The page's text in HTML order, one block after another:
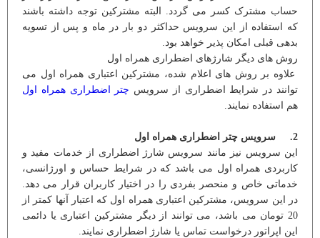
حساب مشترک کسر می گردد. البته مشترکین توجه داشته باشند
که استفاده از این سرویس حداکثر دو بار در ماه و پس از تسویه
بدهی قبلی امکان پذیر خواهد بود.
روش های دیگر شارژهای اضطراری همراه اول
علاوه بر روش های اعلام شده، مشترکین اعتباری همراه اول می
توانند در شرایط اضطراری از سرویس چتر اضطراری همراه اول
هم استفاده نمایند.
2. سرویس چتر اضطراری همراه اول
این سرویس نیز مانند سرویس شارژ اضطراری از خدمات مفید و
کاربردی همراه اول می باشد که در شرایط حساس و اورژانسی،
خدماتی خاص و منحصر بفردی را در اختیار کاربران قرار می دهد.
در این سرویس، مشترکین اعتباری همراه اول که اعتبار آنها کمتر از
20 تومان می باشد، می توانند از دیگر مشترکین اعتباری یا دائمی
این اپراتور درخواست تماس یا شارژ اضطراری نمایند.